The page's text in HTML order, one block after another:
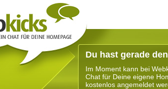
Du hast gerade
Im Moment kann bei
Chat für Deine eigene
kostenlos angemeldet